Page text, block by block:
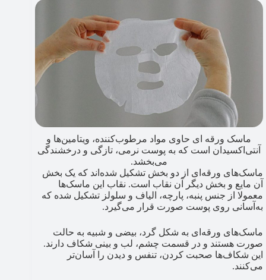
ماسک ورقه‌ ای حاوی مواد مرطوب‌کننده، ویتامین‌ها و
آنتی‌اکسیدان‌ است که به پوست نرمی، تازگی و درخشندگی
می‌بخشد.
ماسک‌های ورقه‌ای از دو بخش تشکیل شده‌اند که یک بخش
آن مایع و بخش دیگر آن نقاب است. نقاب این ماسک‌ها
معمولا از جنس پنبه، پارچه، الیاف و سلولز تشکیل شده که
به‌آسانی روی پوست صورت قرار می‌گیرد.
ماسک‌های ورقه‌ای به شکل گرد، بیضی و شبیه به حالت
صورت هستند و در قسمت چشم، لب و بینی شکاف دارند.
این شکاف‌ها صحبت کردن، تنفس و دیدن را آسان‌تر
می‌کنند.